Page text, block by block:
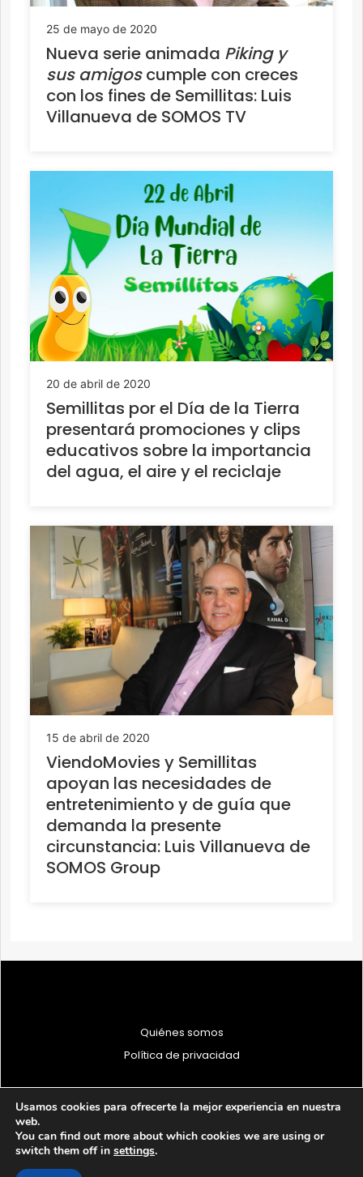
25 de mayo de 2020
Nueva serie animada Piking y
sus amigoscumple con creces
con los fines de Semillitas: Luis
Villanueva de SOMOS TV
20 de abril de 2020
Semillitas por el Día de la Tierra
presentará promociones y clips
educativos sobre la importancia
del agua, el aire y el reciclaje
15 de abril de 2020
ViendoMovies y Semillitas
apoyan las necesidades de
entretenimiento y de guía que
demanda la presente
circunstancia: Luis Villanueva de
SOMOS Group
Quiénes somos
Política de privacidad
© 1997 - 2026 PRODU - Todos los derechos reservados
Usamos cookies para ofrecerte la mejor experiencia en nuestra
web.
You can find out more about which cookies we are using or
switch them off in settings.